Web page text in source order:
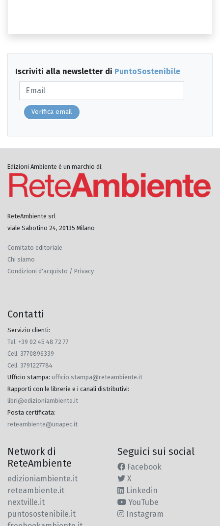
Iscriviti alla newsletter di PuntoSostenibile
Verifica email
Edizioni Ambiente è un marchio di:
ReteAmbiente srl
viale Sabotino 24, 20135 Milano
Comitato editoriale
Chi siamo
Condizioni d'acquisto / Privacy
Contatti
Servizio clienti:
Tel. +39 02 45 48 72 77
Cell. 3770896339
Cell. 3791227784
Ufficio stampa: ufficio.stampa@reteambiente.it
Rapporti con le librerie e i canali distributivi:
libri@edizioniambiente.it
Posta certificata:
reteambiente@unapec.it
Network di
ReteAmbiente
edizioniambiente.it
reteambiente.it
nextville.it
puntosostenibile.it
Seguici sui social
Facebook
X
Linkedin
YouTube
Instagram